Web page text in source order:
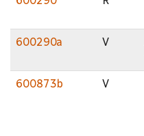
600290a V
600873b V